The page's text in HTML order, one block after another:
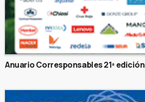
Anuario Corresponsables 21ª